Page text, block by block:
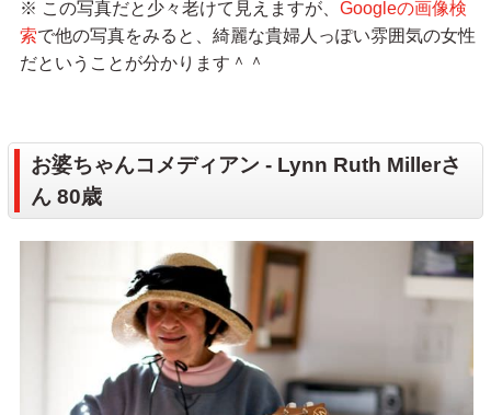
※ この写真だと少々老けて見えますが、 Googleの画像検
索で他の写真をみると、綺麗な貴婦人っぽい雰囲気の女性
だということが分かります＾＾
お婆ちゃんコメディアン - Lynn Ruth Millerさ
ん 80歳